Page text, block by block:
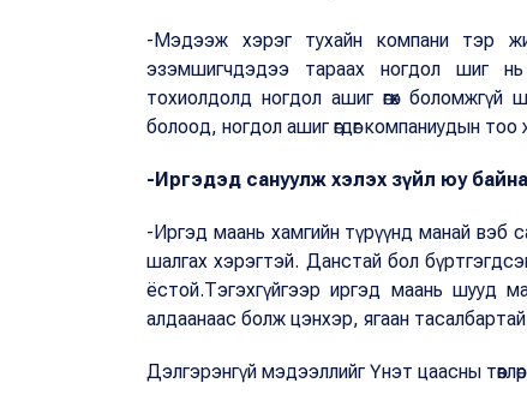
-Мэдээж хэрэг тухайн компани тэр
эзэмшигчдэдээ тараах ногдол шиг
тохиолдолд ногдол ашиг өгөх
болоод, ногдол ашиг өгдөг компаниудын
-Иргэдэд сануулж хэлэх зүйл юу
-Иргэд маань хамгийн түрүүнд манай вэб
шалгах хэрэгтэй. Данстай бол
ёстой.Тэгэхгүйгээр иргэд маань шууд
алдаанаас болж цэнхэр, ягаан
Дэлгэрэнгүй мэдээллийг Үнэт цаасны